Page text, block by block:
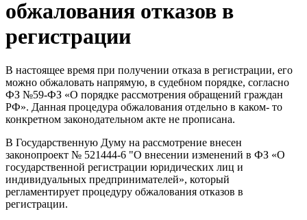
обжалования отказов в
регистрации
В настоящее время при получении отказа в регистрации, его
можно обжаловать напрямую, в судебном порядке, согласно
ФЗ №59-ФЗ «О порядке рассмотрения обращений граждан
РФ». Данная процедура обжалования отдельно в каком- то
конкретном законодательном акте не прописана.
В Государственную Думу на рассмотрение внесен
законопроект № 521444-6 "О внесении изменений в ФЗ «О
государственной регистрации юридических лиц и
индивидуальных предпринимателей», который
регламентирует процедуру обжалования отказов в
регистрации.